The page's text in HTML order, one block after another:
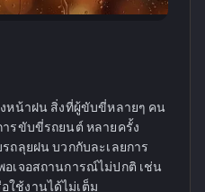
หน้าฝน สิ่งที่ผู้ขับขี่หลายๆ คน
รขับขี่รถยนต์ หลายครั้ง
ถลุยฝน บวกกับละเลยการ
เจอสถานการณ์ไม่ปกติ เช่น
ใช้งานได้ไม่เต็ม